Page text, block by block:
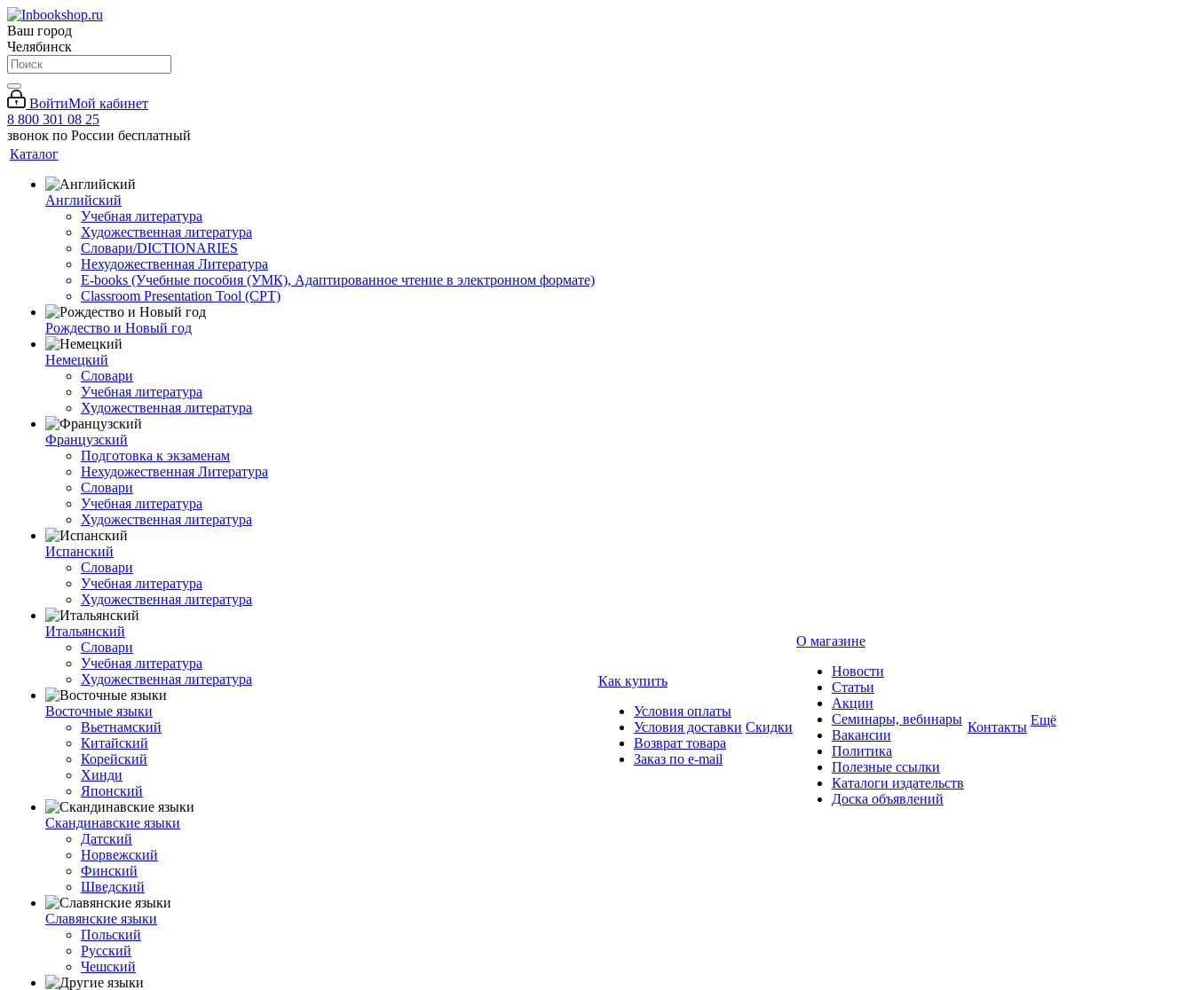
Ваш город
Челябинск
ВойтиМой кабинет
8 800 301 08 25
звонок по России бесплатный
Каталог
Английский
Учебная литература
Художественная литература
Словари/DICTIONARIES
Нехудожественная Литература
E-books (Учебные пособия (УМК), Адаптированное чтение в электронном формате)
Classroom Presentation Tool (CPT)
Рождество и Новый год
Немецкий
Словари
Учебная литература
Художественная литература
Французский
Подготовка к экзаменам
Нехудожественная Литература
Словари
Учебная литература
Художественная литература
Испанский
Словари
Учебная литература
Художественная литература
Итальянский
Словари
Учебная литература
Художественная литература
Восточные языки
Вьетнамский
Китайский
Корейский
Хинди
Японский
Скандинавские языки
Датский
Норвежский
Финский
Шведский
Славянские языки
Польский
Русский
Чешский
Как купить
Условия оплаты
Условия доставки
Возврат товара
Заказ по e-mail
Скидки
О магазине
Новости
Статьи
Акции
Семинары, вебинары
Вакансии
Политика
Полезные ссылки
Каталоги издательств
Доска объявлений
Контакты Ещё